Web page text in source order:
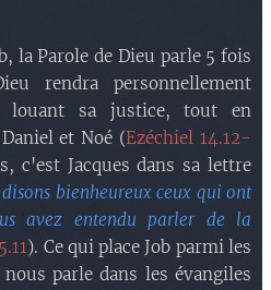
la Parole de Dieu parle 5 fois
rendra personnellement
louant sa justice, tout en
et Noé (Ezéchiel 14.12-
c'est Jacques dans sa lettre
bienheureux ceux qui ont
avez entendu parler de la
). Ce qui place Job parmi les
parle dans les évangiles